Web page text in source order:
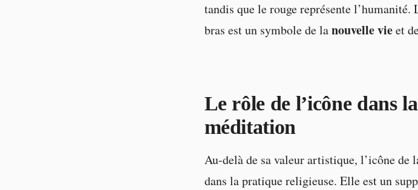
tandis que le rouge représente l’humanité.
bras est un symbole de lanouvelle vieet
Le rôle de l’icône dans
méditation
Au-delà de sa valeur artistique, l’icône
dans la pratique religieuse. Elle est un